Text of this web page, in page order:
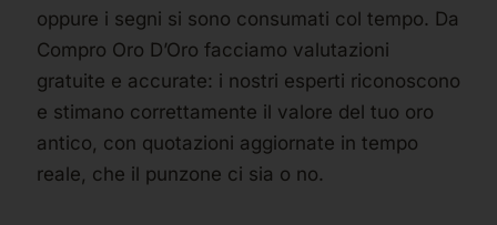
oppure i segni si sono consumati col tempo. Da
Compro Oro D’Oro facciamo valutazioni
gratuite e accurate: i nostri esperti riconoscono
e stimano correttamente il valore del tuo oro
antico, con quotazioni aggiornate in tempo
reale, che il punzone ci sia o no.